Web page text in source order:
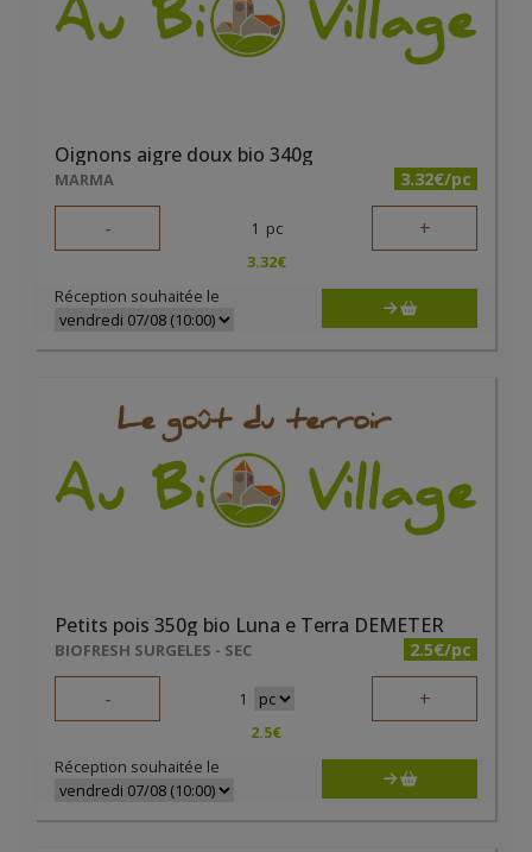
Oignons aigre doux bio 340g
MARMA 3.32€/pc
- 1 pc +
3.32€
Réception souhaitée le
Petits pois 350g bio Luna e Terra DEMETER
BIOFRESH SURGELES - SEC 2.5€/pc
- 1 +
2.5€
Réception souhaitée le